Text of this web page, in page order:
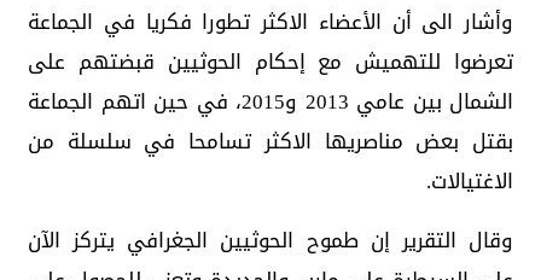
وأشار الى أن الأعضاء الاكثر تطورا فكريا في الجماعة
تعرضوا للتهميش مع إحكام الحوثيين قبضتهم على
الشمال بين عامي 2013 و2015، في حين اتهم الجماعة
بقتل بعض مناصريها الاكثر تسامحا في سلسلة من
الاغتيالات.
وقال التقرير إن طموح الحوثيين الجغرافي يتركز الآن